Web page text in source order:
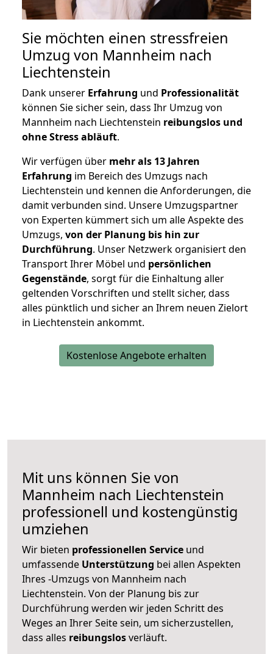
Sie möchten einen stressfreien
Umzug von Mannheim nach
Liechtenstein
Dank unserer Erfahrung und Professionalität
können Sie sicher sein, dass Ihr Umzug von
Mannheim nach Liechtenstein reibungslos und
ohne Stress abläuft.
Wir verfügen über mehr als 13 Jahren
Erfahrung im Bereich des Umzugs nach
Liechtenstein und kennen die Anforderungen, die
damit verbunden sind. Unsere Umzugspartner
von Experten kümmert sich um alle Aspekte des
Umzugs, von der Planung bis hin zur
Durchführung. Unser Netzwerk organisiert den
Transport Ihrer Möbel und persönlichen
Gegenstände, sorgt für die Einhaltung aller
geltenden Vorschriften und stellt sicher, dass
alles pünktlich und sicher an Ihrem neuen Zielort
in Liechtenstein ankommt.
Kostenlose Angebote erhalten
Mit uns können Sie von
Mannheim nach Liechtenstein
professionell und kostengünstig
umziehen
Wir bieten professionellen Service und
umfassende Unterstützung bei allen Aspekten
Ihres -Umzugs von Mannheim nach
Liechtenstein. Von der Planung bis zur
Durchführung werden wir jeden Schritt des
Weges an Ihrer Seite sein, um sicherzustellen,
dass alles reibungslosverläuft.